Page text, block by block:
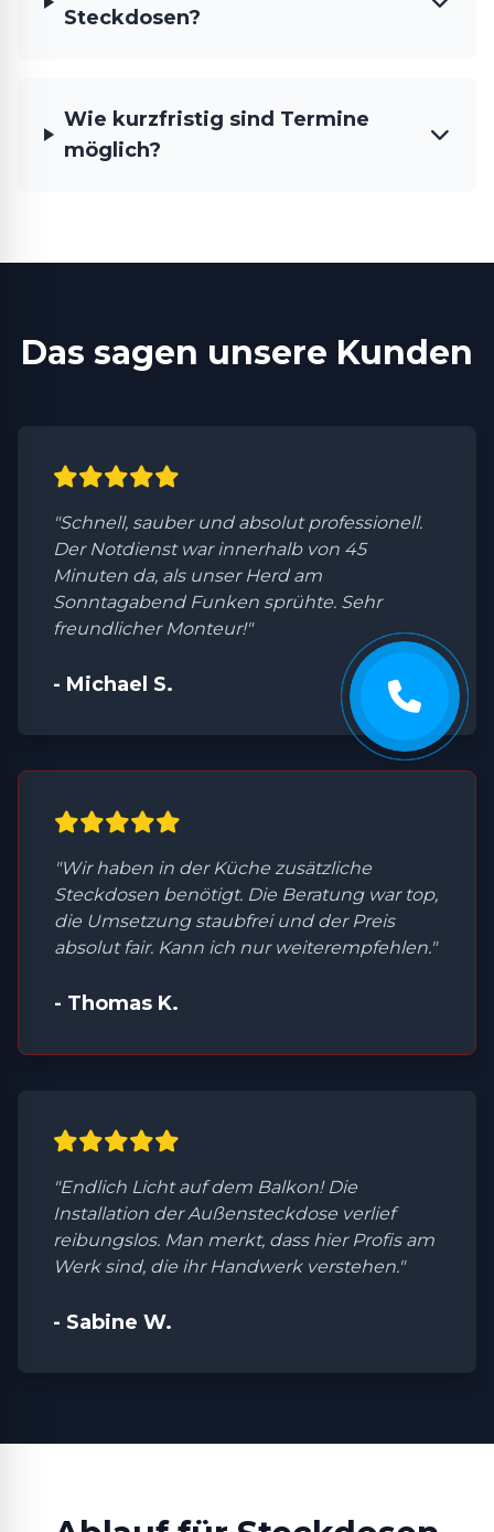
Steckdosen?
Wie kurzfristig sind Termine
möglich?
Das sagen unsere Kunden
"Schnell, sauber und absolut professionell.
Der Notdienst war innerhalb von 45
Minuten da, als unser Herd am
Sonntagabend Funken sprühte. Sehr
freundlicher Monteur!"
- Michael S.
"Wir haben in der Küche zusätzliche
Steckdosen benötigt. Die Beratung war top,
die Umsetzung staubfrei und der Preis
absolut fair. Kann ich nur weiterempfehlen."
- Thomas K.
"Endlich Licht auf dem Balkon! Die
Installation der Außensteckdose verlief
reibungslos. Man merkt, dass hier Profis am
Werk sind, die ihr Handwerk verstehen."
- Sabine W.